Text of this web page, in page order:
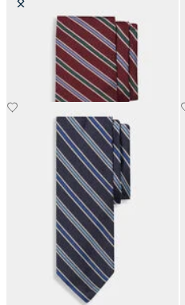
Regimentalkrawatte aus Seide